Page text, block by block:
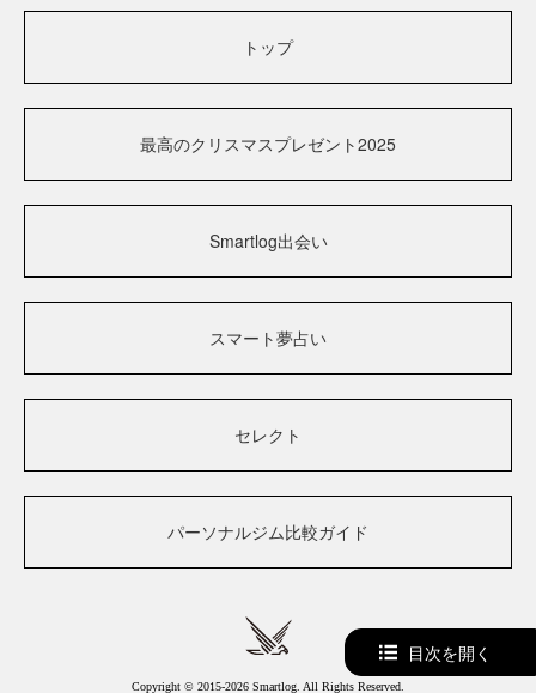
トップ
最高のクリスマスプレゼント2025
Smartlog出会い
スマート夢占い
セレクト
パーソナルジム比較ガイド
Copyright © 2015-2026 Smartlog. All Rights Reserved.
目次を開く